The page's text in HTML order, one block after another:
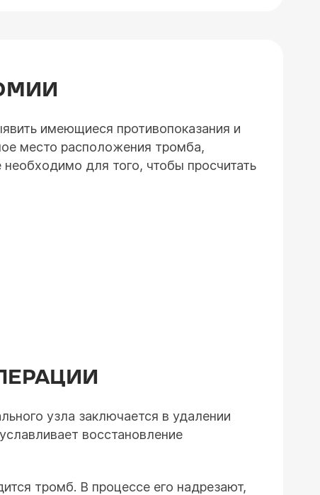
имеющиеся противопоказания и
место расположения тромба,
для того, чтобы просчитать
узла заключается в удалении
восстановление
тромб. В процессе его надрезают,